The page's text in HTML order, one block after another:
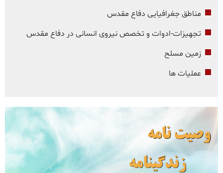
مناطق جغرافیایی دفاع مقدس
تجهیزات-ادوات و تخصص نیروی انسانی در دفاع مقدس
زمین مسلح
عملیات ها